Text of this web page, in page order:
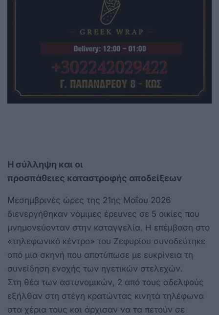
Η σύλληψη και οι
προσπάθειες καταστροφής αποδείξεων
Μεσημβρινές ώρες της 21ης Μαΐου 2026
διενεργήθηκαν νόμιμες έρευνες σε 5 οικίες που
μνημονεύονταν στην καταγγελία. Η επέμβαση στο
«τηλεφωνικό κέντρο» του Ζεφυρίου συνοδεύτηκε
από μια σκηνή που αποτύπωσε με ευκρίνεια τη
συνείδηση ενοχής των ηγετικών στελεχών.
Στη θέα των αστυνομικών, 2 από τους αδελφούς
εξήλθαν στη στέγη κρατώντας κινητά τηλέφωνα
στα χέρια τους και άρχισαν να τα πετούν σε